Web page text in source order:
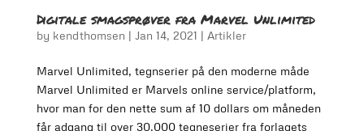
Digitale smagsprøver fra Marvel Unlimited
by kendthomsen | Jan 14, 2021 | Artikler
Marvel Unlimited, tegnserier på den moderne måde
Marvel Unlimited er Marvels online service/platform,
hvor man for den nette sum af 10 dollars om måneden
får adgang til over 30.000 tegneserier fra forlagets